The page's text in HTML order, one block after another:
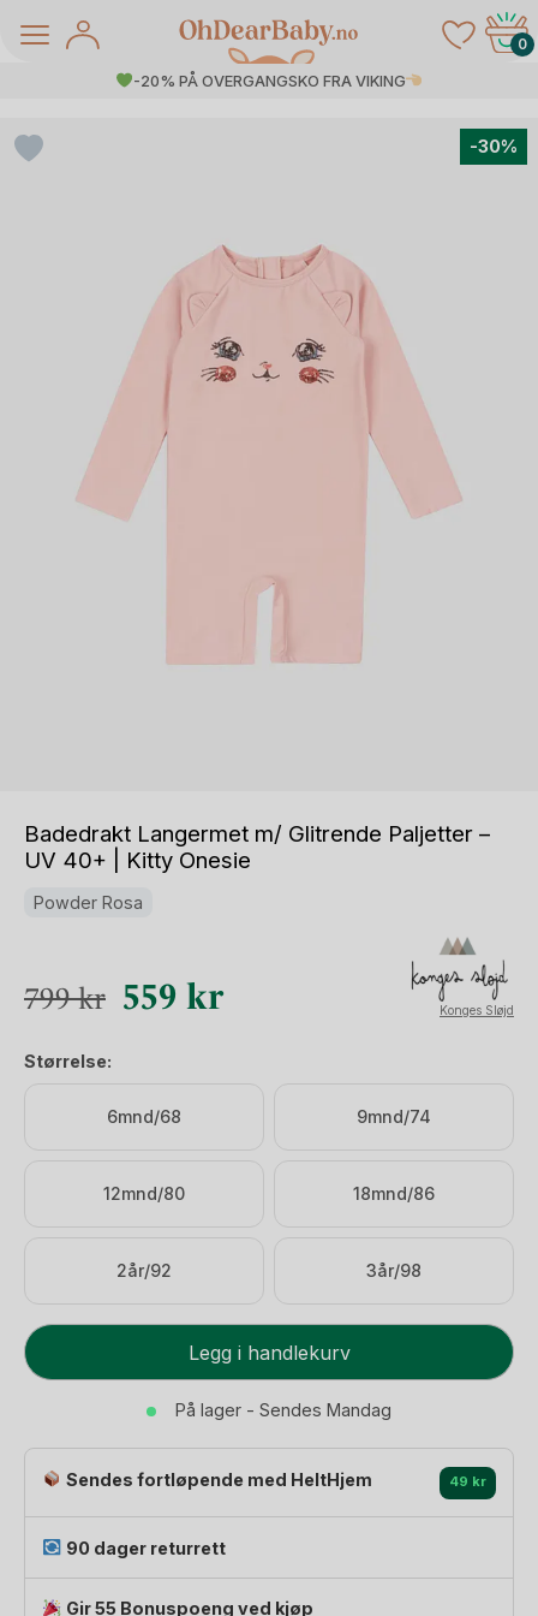
0
-20% PÅ OVERGANGSKO FRA VIKING
-30%
Badedrakt Langermet m/ Glitrende Paljetter –
UV 40+ | Kitty Onesie
Powder Rosa
799kr Opprinnelig
799 kr.
559 krNåværende
Konges Sløjd
Størrelse:
6mnd/68 9mnd/74
12mnd/80 18mnd/86
2år/92 3år/98
Badedrakt
Langermet
Paljetter
UV
40+
Kitty
Legg i handlekurv
På lager - Sendes Mandag
Sendes fortløpende med HeltHjem 49 kr
90 dager returrett
Gir 55 Bonuspoeng ved kjøp